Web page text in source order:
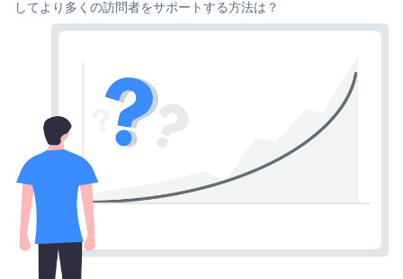
してより多くの訪問者をサポートする方法は？